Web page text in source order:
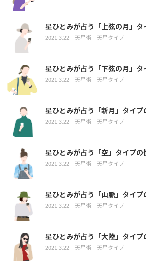
星ひとみが占う「上弦の月」タ
2021.3.22 天星術 天星タイプ
星ひとみが占う「下弦の月」タ
2021.3.22 天星術 天星タイプ
星ひとみが占う「新月」タイプ
2021.3.22 天星術 天星タイプ
星ひとみが占う「空」タイプの
2021.3.22 天星術 天星タイプ
星ひとみが占う「山脈」タイプ
2021.3.22 天星術 天星タイプ
星ひとみが占う「大陸」タイプ
2021.3.22 天星術 天星タイプ